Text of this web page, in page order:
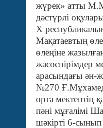
жүрек» атты
дәстүрлі
Х
Мақатаевтың
өлеңіне
жасөспірімдер
арасындағы ән-
№270
орта мектептің
пәні мұғалімі
шәкірті 6-